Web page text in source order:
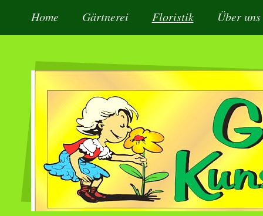
Home Gärtnerei Floristik Über uns